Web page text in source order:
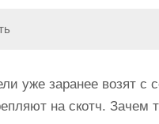
уже заранее возят с
на скотч. Зачем